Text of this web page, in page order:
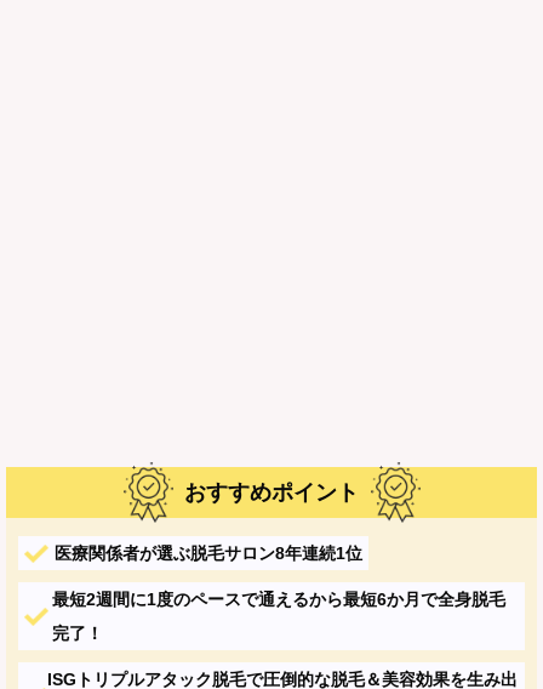
おすすめポイント
医療関係者が選ぶ脱毛サロン8年連続1位
最短2週間に1度のペースで通えるから最短6か月で全身脱毛
完了！
ISGトリプルアタック脱毛で圧倒的な脱毛＆美容効果を生み出